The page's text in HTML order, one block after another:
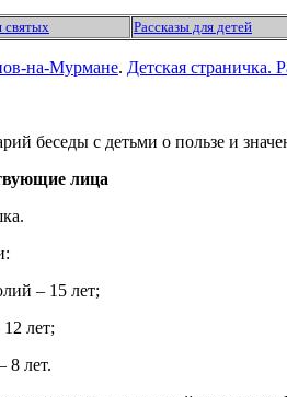
Рассказы для детей
на-Мурмане. Детская страничка.
беседы с детьми о пользе и
лица
– 15 лет;
лет;
8 лет.